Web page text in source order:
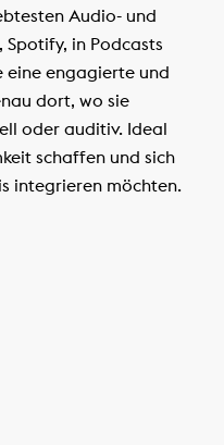
Audio- und
Spotify, in Podcasts
eine engagierte und
dort, wo sie
oder auditiv. Ideal
schaffen und sich
integrieren möchten.